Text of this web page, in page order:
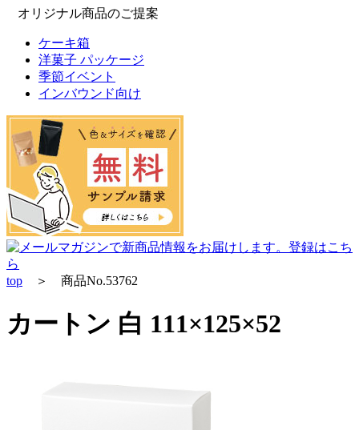
オリジナル商品のご提案
ケーキ箱
洋菓子 パッケージ
季節イベント
インバウンド向け
top ＞ 商品No.53762
カートン 白 111×125×52